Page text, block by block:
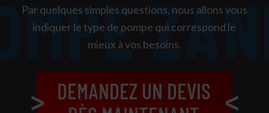
Par quelques simples questions, nous allons vous
indiquer le type de pompe qui correspond le
mieux à vos besoins.